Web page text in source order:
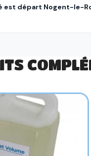
est départ Nogent-le-